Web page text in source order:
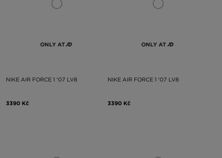
ONLY AT
NIKE AIR FORCE 1 '07 LV8
3390 Kč
ONLY AT
NIKE AIR FORCE 1 '07 LV8
3390 Kč